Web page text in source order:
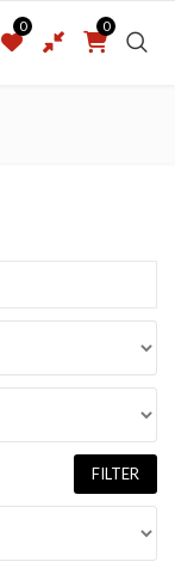
0 0
FILTER